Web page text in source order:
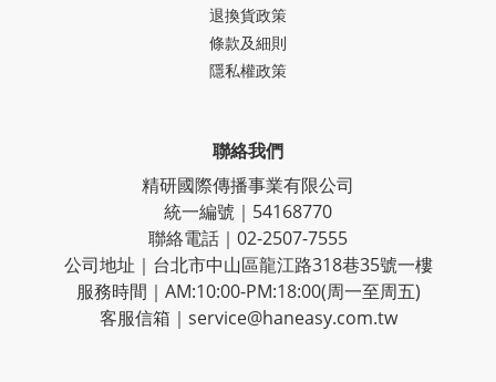
退換貨政策
條款及細則
隱私權政策
聯絡我們
精研國際傳播事業有限公司
統一編號｜54168770
聯絡電話｜02-2507-7555
公司地址｜台北市中山區龍江路318巷35號一樓
服務時間｜AM:10:00-PM:18:00(周一至周五)
客服信箱｜service@haneasy.com.tw